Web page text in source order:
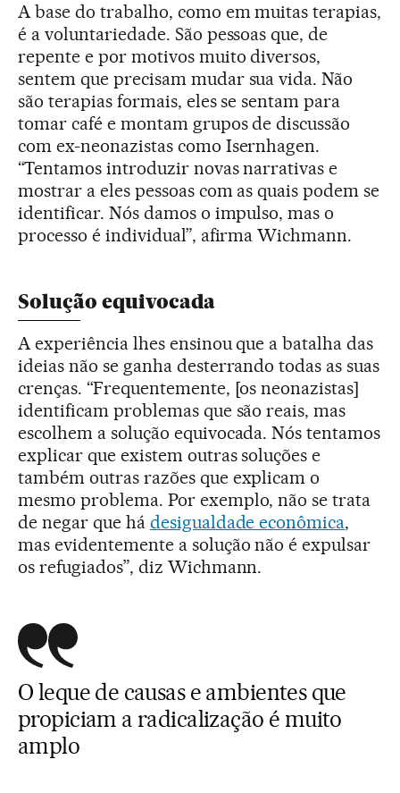
A base do trabalho, como em muitas terapias,
é a voluntariedade. São pessoas que, de
repente e por motivos muito diversos,
sentem que precisam mudar sua vida. Não
são terapias formais, eles se sentam para
tomar café e montam grupos de discussão
com ex-neonazistas como Isernhagen.
“Tentamos introduzir novas narrativas e
mostrar a eles pessoas com as quais podem se
identificar. Nós damos o impulso, mas o
processo é individual”, afirma Wichmann.
Solução equivocada
A experiência lhes ensinou que a batalha das
ideias não se ganha desterrando todas as suas
crenças. “Frequentemente, [os neonazistas]
identificam problemas que são reais, mas
escolhem a solução equivocada. Nós tentamos
explicar que existem outras soluções e
também outras razões que explicam o
mesmo problema. Por exemplo, não se trata
de negar que há desigualdade econômica,
mas evidentemente a solução não é expulsar
os refugiados”, diz Wichmann.
O leque de causas e ambientes que
propiciam a radicalização é muito
amplo